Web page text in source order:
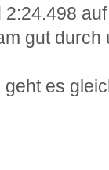
gut
es